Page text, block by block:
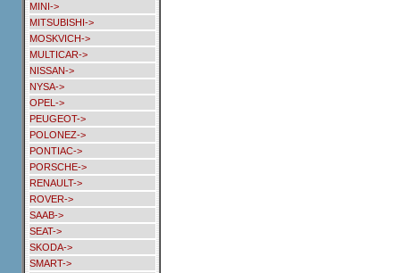
MINI->
MITSUBISHI->
MOSKVICH->
MULTICAR->
NISSAN->
NYSA->
OPEL->
PEUGEOT->
POLONEZ->
PONTIAC->
PORSCHE->
RENAULT->
ROVER->
SAAB->
SEAT->
SKODA->
SMART->